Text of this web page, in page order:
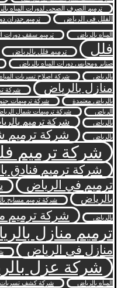
ترميم الصرف الصحي لدورات المياه
الفلل في الرياض
ترميم جدران
المياه بالرياض ترميم سقف دورات
فلل
ترميم فلل بالرياض
صنابر ومحابس دورات المياه بالرياض
بالرياض
شركة اصلاح تسربات
منازل بالرياض
شركة
بالرياض معتمدة
شركة ترميمات
الرياض
شركة ترميمات شمال
بالرياض
شركة ترميم
بالرياض شركة ترميم
شركة ترميم
شركة ترميم فنادق
ترميم في الرياض
بالرياض
شركة ترميم مسابح
بالرياض شركة ترميم
ترميم منازل
منازل في الرياض
شركة عزل
المياه بالرياض
شركة كشف تسربات